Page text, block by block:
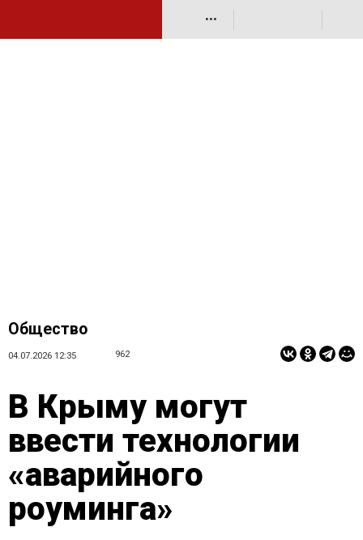
•••
Общество
04.07.2026 12:35 962
В Крыму могут
ввести технологии
«аварийного
роуминга»